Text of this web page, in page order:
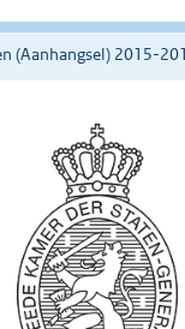
(Aanhangsel) 2015-